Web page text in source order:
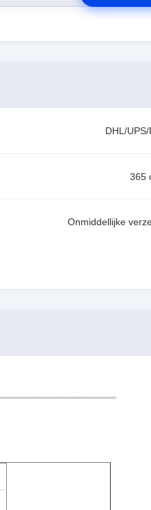
DHL/
365
Onmiddellijke